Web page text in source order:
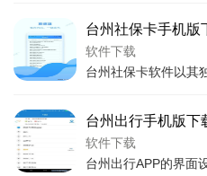
台州社保卡手机版
卓版下载
软件下载
台州出行手机版下
版下载
软件下载